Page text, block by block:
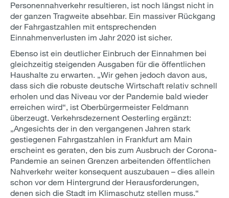
Personennahverkehr resultieren, ist noch längst nicht in
der ganzen Tragweite absehbar. Ein massiver Rückgang
der Fahrgastzahlen mit entsprechenden
Einnahmenverlusten im Jahr 2020 ist sicher.
Ebenso ist ein deutlicher Einbruch der Einnahmen bei
gleichzeitig steigenden Ausgaben für die öffentlichen
Haushalte zu erwarten. „Wir gehen jedoch davon aus,
dass sich die robuste deutsche Wirtschaft relativ schnell
erholen und das Niveau vor der Pandemie bald wieder
erreichen wird“, ist Oberbürgermeister Feldmann
überzeugt. Verkehrsdezernent Oesterling ergänzt:
„Angesichts der in den vergangenen Jahren stark
gestiegenen Fahrgastzahlen in Frankfurt am Main
erscheint es geraten, den bis zum Ausbruch der Corona-
Pandemie an seinen Grenzen arbeitenden öffentlichen
Nahverkehr weiter konsequent auszubauen – dies allein
schon vor dem Hintergrund der Herausforderungen,
denen sich die Stadt im Klimaschutz stellen muss.“